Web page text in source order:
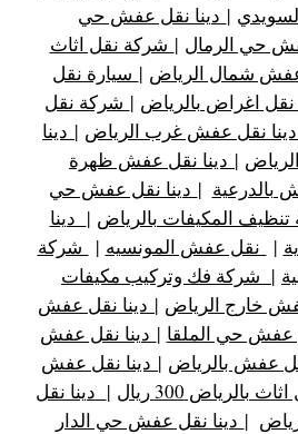
| دينا نقل عفش حي
حي الرمال | شركة نقل اثاث
عفش شمال الرياض | سيارة نقل
اغراض بالرياض | شركة نقل
دينا نقل عفش غرب الرياض | دينا
| دينا نقل عفش ظهرة
| دينا نقل عفش حي
المكيفات بالرياض | دينا
| نقل عفش المونسيه |
شركة
| شركة فك وتركيب مكيفات
خارج الرياض | دينا نقل عفش
عفش حي الملقا | دينا نقل عفش
عفش بالرياض | دينا نقل عفش
بالرياض 300 ريال | دينا نقل
| دينا نقل عفش حي الدار